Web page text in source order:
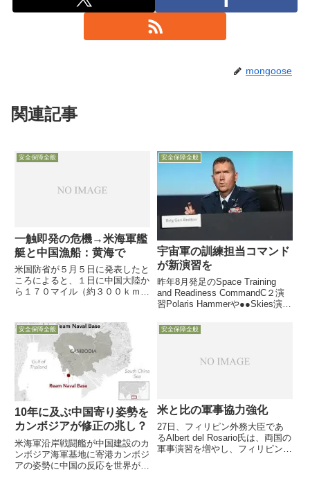
mongoose
関連記事
安全保障全般
一触即発の危機→米海軍艦
艇と中国漁船：黄海で
米国防省が５月５日に発表したと
ころによると、１日に中国大陸か
ら１７０マイル（約３００ｋｍ）
船２隻が約３０ヤード（約２７
ｍ）にまで接近するなど危険な機
動をとったため、米艦...
安全保障全般
宇宙軍の訓練担当コマンド
が新演習を
昨年8月発足のSpace Training
and Readiness CommandC２演
習Polaris Hammerや●●Skies演習
コマンドである「STARCOM：
Space Training an...
安全保障全般
10年に及ぶ中国寄り姿勢を
カンボジアが修正の兆し？
米海軍沿岸戦闘艦が中国建設のカ
ンボジア海軍基地に寄港カンボジ
アの姿勢に中国の反応を世界が注
安全保障全般
米と比の軍事協力強化
27日、フィリピン外務大臣であ
るAlbert del Rosario氏は、両国の
軍事演習を増やし、フィリピンに